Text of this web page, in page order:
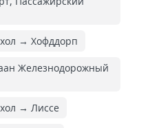
→ Хофддорп
Железнодорожный
→ Лиссе